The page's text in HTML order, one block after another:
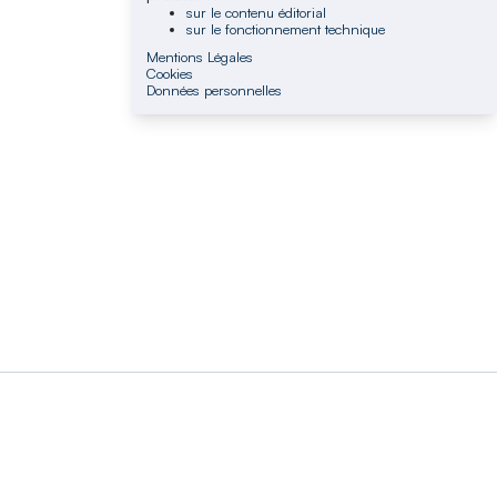
sur le contenu éditorial
sur le fonctionnement technique
Mentions Légales
Cookies
Données personnelles